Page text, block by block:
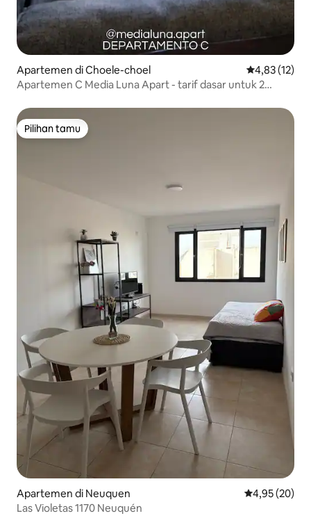
Apartemen di Choele-choel Nilai rata-
4,83 (12)
Apartemen C Media Luna Apart - tarif dasar untuk 2
Pilihan tamu
Pilihan tamu
Apartemen di Neuquen Nilai rata-rata
4,95 (20)
Las Violetas 1170 Neuquén